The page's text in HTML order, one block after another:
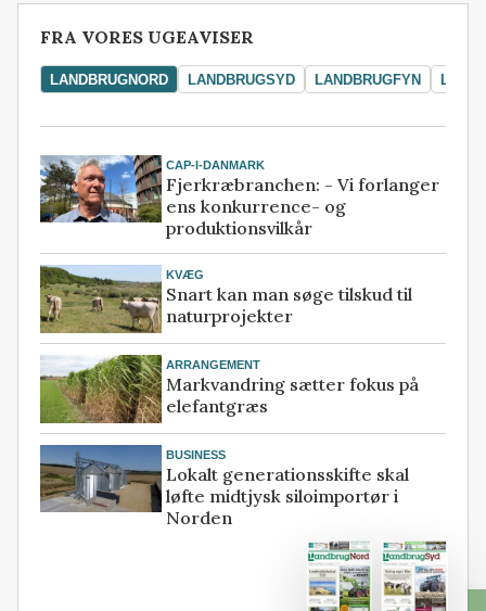
FRA VORES UGEAVISER
LANDBRUGNORD LANDBRUGSYD LANDBRUGFYN
CAP-I-DANMARK
Fjerkræbranchen: - Vi forlanger
ens konkurrence- og
produktionsvilkår
KVÆG
Snart kan man søge tilskud til
naturprojekter
ARRANGEMENT
Markvandring sætter fokus på
elefantgræs
BUSINESS
Lokalt generationsskifte skal
løfte midtjysk siloimportør i
Norden